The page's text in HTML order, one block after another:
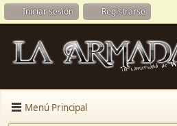
Iniciar sesión Registrarse
Menú Principal